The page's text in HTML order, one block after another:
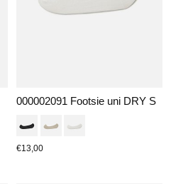
000002091 Footsie uni DRY S
€13,00